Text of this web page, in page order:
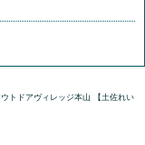
トドアヴィレッジ本山 【土佐れい